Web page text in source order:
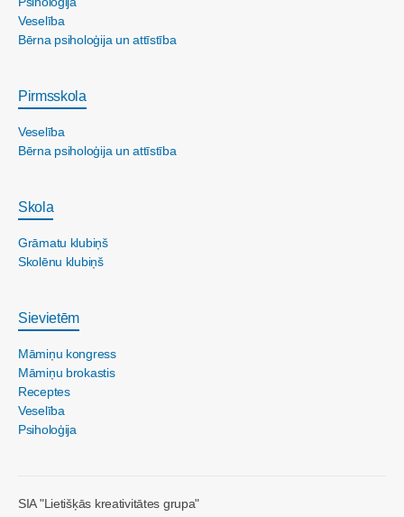
Veselība
Bērna psiholoģija un attīstība
Pirmsskola
Veselība
Bērna psiholoģija un attīstība
Skola
Grāmatu klubiņš
Skolēnu klubiņš
Sievietēm
Māmiņu kongress
Māmiņu brokastis
Receptes
Veselība
Psiholoģija
SIA "Lietišķās kreativitātes grupa"